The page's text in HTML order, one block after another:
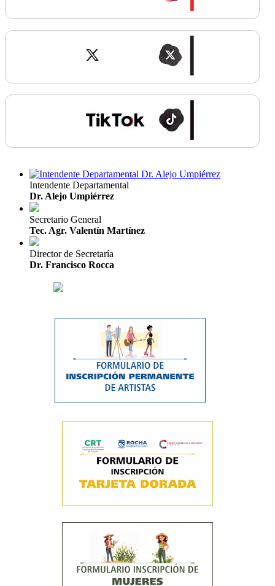
Intendente Departamental
Dr. Alejo Umpiérrez
Secretario General
Tec. Agr. Valentín Martínez
Director de Secretaría
Dr. Francisco Rocca